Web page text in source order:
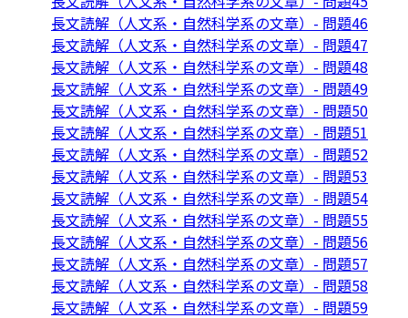
長文読解（人文系・自然科学系の文章）- 問題46
長文読解（人文系・自然科学系の文章）- 問題47
長文読解（人文系・自然科学系の文章）- 問題48
長文読解（人文系・自然科学系の文章）- 問題49
長文読解（人文系・自然科学系の文章）- 問題50
長文読解（人文系・自然科学系の文章）- 問題51
長文読解（人文系・自然科学系の文章）- 問題52
長文読解（人文系・自然科学系の文章）- 問題53
長文読解（人文系・自然科学系の文章）- 問題54
長文読解（人文系・自然科学系の文章）- 問題55
長文読解（人文系・自然科学系の文章）- 問題56
長文読解（人文系・自然科学系の文章）- 問題57
長文読解（人文系・自然科学系の文章）- 問題58
長文読解（人文系・自然科学系の文章）- 問題59